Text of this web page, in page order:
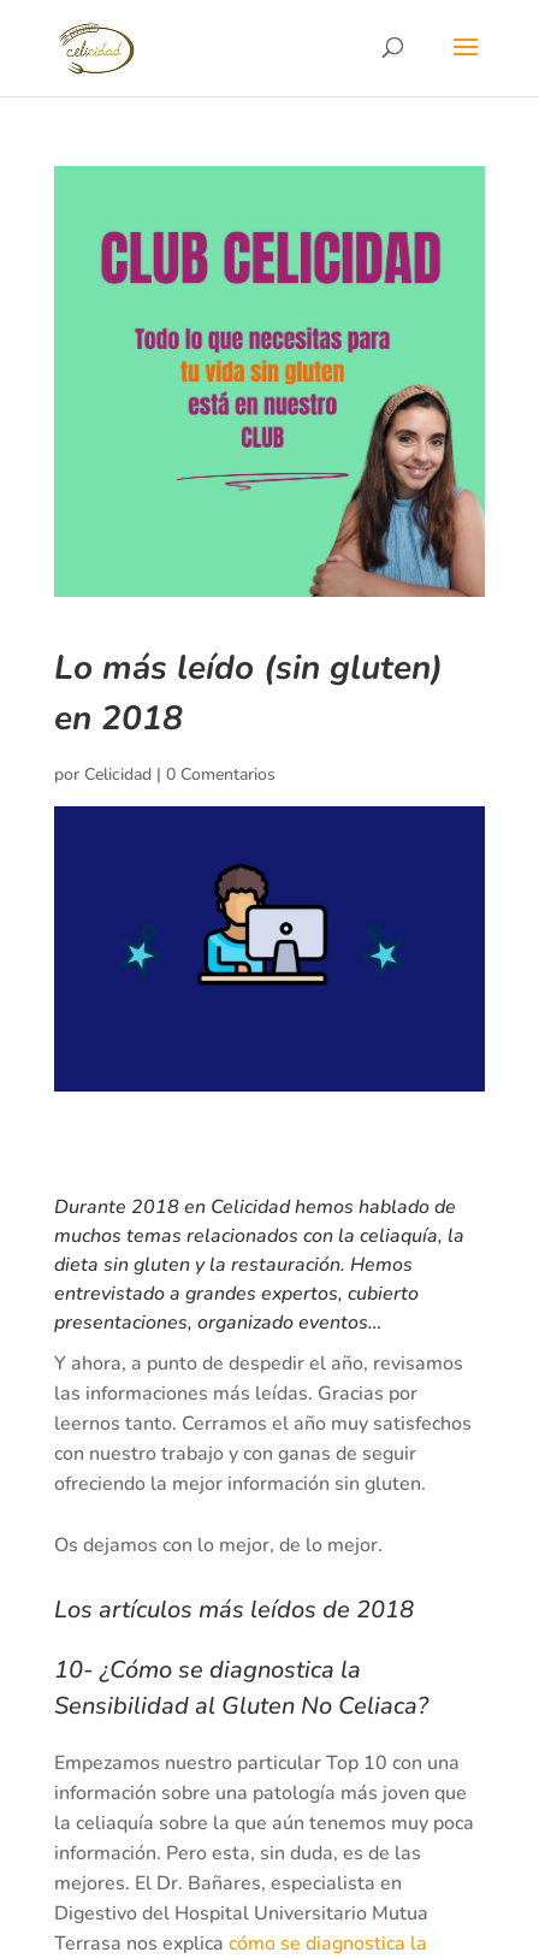
Lo más leído (sin gluten)
en 2018
por Celicidad| 0 Comentarios
Durante 2018 en Celicidad hemos hablado de
muchos temas relacionados con la celiaquía, la
dieta sin gluten y la restauración. Hemos
entrevistado a grandes expertos, cubierto
presentaciones, organizado eventos…
Y ahora, a punto de despedir el año, revisamos
las informaciones más leídas. Gracias por
leernos tanto. Cerramos el año muy satisfechos
con nuestro trabajo y con ganas de seguir
ofreciendo la mejor información sin gluten.
Os dejamos con lo mejor, de lo mejor.
Los artículos más leídos de 2018
10- ¿Cómo se diagnostica la
Sensibilidad al Gluten No Celiaca?
Empezamos nuestro particular Top 10 con una
información sobre una patología más joven que
la celiaquía sobre la que aún tenemos muy poca
información. Pero esta, sin duda, es de las
mejores. El Dr. Bañares, especialista en
Digestivo del Hospital Universitario Mutua
Terrasa nos explica cómo se diagnostica la